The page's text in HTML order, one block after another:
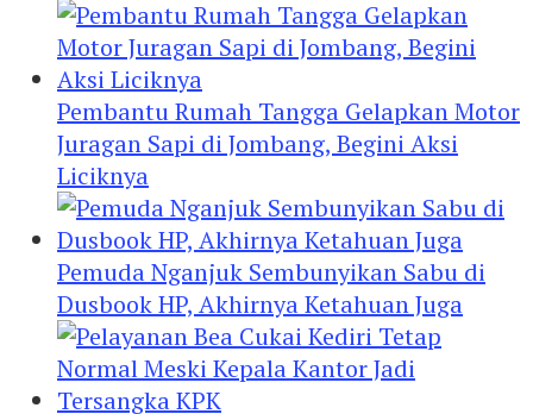
Pembantu Rumah Tangga Gelapkan Motor
Juragan Sapi di Jombang, Begini Aksi
Liciknya
Pemuda Nganjuk Sembunyikan Sabu di
Dusbook HP, Akhirnya Ketahuan Juga